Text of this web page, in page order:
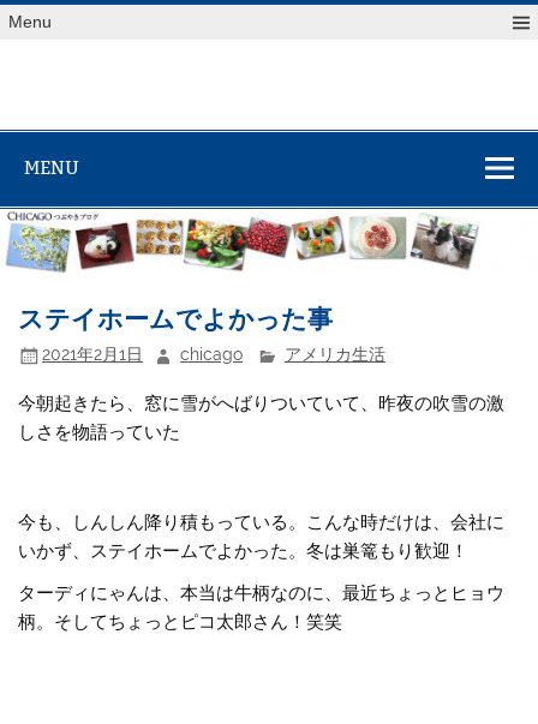
Skip
toMenu
MENU
ステイホームでよかった事
2021年2月1日 chicago アメリカ生活
今朝起きたら、窓に雪がへばりついていて、昨夜の吹雪の激
しさを物語っていた
今も、しんしん降り積もっている。こんな時だけは、会社に
いかず、ステイホームでよかった。冬は巣篭もり歓迎！
ターディにゃんは、本当は牛柄なのに、最近ちょっとヒョウ
柄。そしてちょっとピコ太郎さん！笑笑